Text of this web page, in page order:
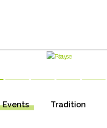
Events Tradition